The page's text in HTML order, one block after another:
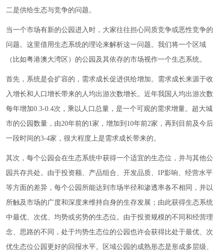
二是供给生态与竞争的问题。
当一个市场有新的公园进入时，大家往往担心同质竞争或恶性竞争的
问题。这里借用生态系统的理论来解析这一问题。我们将一个区域
（比如粤港澳大湾区）的公园及其依存的市场视作一个生态系统。
首先，系统是会扩容的，需求成长促进供给增加。需求成长来源于收
入增长和人口增长带来的人均出游次数增长。近年我国人均出游次数
每年增加0.3-0.4次，乘以人口总量，是一个可观的需求增量。超大城
市的公园数量，由20年前的1家，增加到10年前2家，再到目前及今后
一段时间的3-4家，很大程度上是需求成长带来的。
其次，每个公园会在生态系统中获得一个适宜的生态位，并与其他公
园共存共处。由于投资额、产品组合、开发品质、IP影响、经营水平
等方面的差异，每个公园所能达到市场半径和渗透率各不相同，并以
所触及市场的广度和深度来维持自身的生存发展；由此获得生态系统
中最优、次优、均势或劣势的生态位。由于投资规模的不同和经营理
念、思路的不同，处于均势生态位的公园也许会获得比处于最优、次
优生态位公园更好的回报水平。区域公园的成熟形态是形成多层级、